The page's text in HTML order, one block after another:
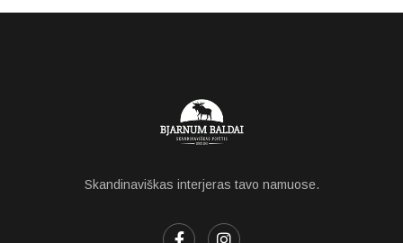
Skandinaviškas interjeras tavo namuose.